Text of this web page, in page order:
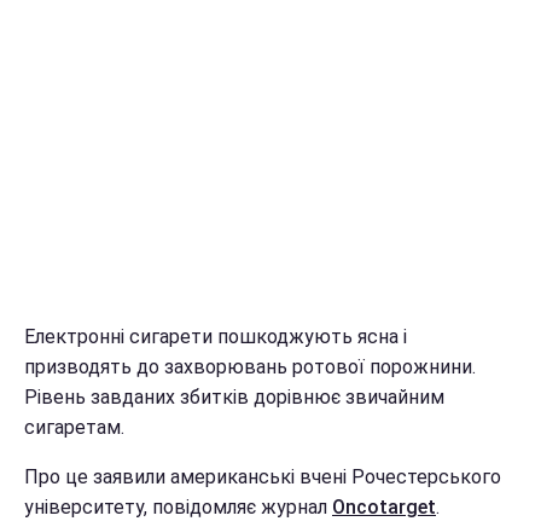
Електронні сигарети пошкоджують ясна і
призводять до захворювань ротової порожнини.
Рівень завданих збитків дорівнює звичайним
сигаретам.
Про це заявили американські вчені Рочестерського
університету, повідомляє журнал Oncotarget.